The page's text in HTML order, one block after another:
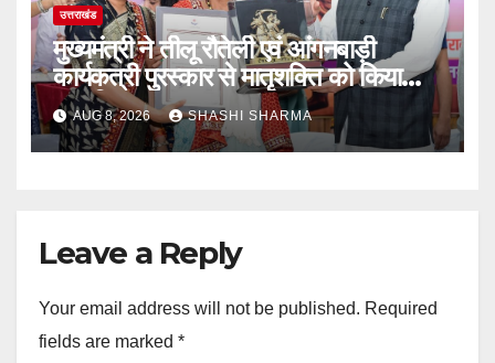
उत्तराखंड
मुख्यमंत्री ने तीलू रौतेली एवं आंगनबाड़ी
कार्यकत्री पुरस्कार से मातृशक्ति को किया
सम्मानित
AUG 8, 2026 SHASHI SHARMA
Leave a Reply
Your email address will not be published. Required
fields are marked *